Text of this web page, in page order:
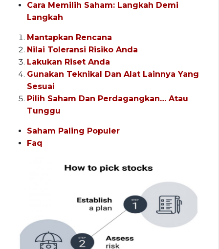
Cara Memilih Saham: Langkah Demi
Langkah
Mantapkan Rencana
Nilai Toleransi Risiko Anda
Lakukan Riset Anda
Gunakan Teknikal Dan Alat Lainnya Yang
Sesuai
Pilih Saham Dan Perdagangkan… Atau
Tunggu
Saham Paling Populer
Faq